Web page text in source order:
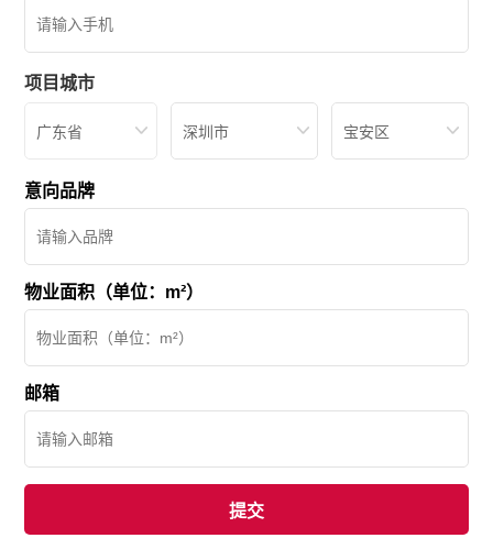
项目城市
广东省 深圳市 宝安区
意向品牌
物业面积（单位：m²）
邮箱